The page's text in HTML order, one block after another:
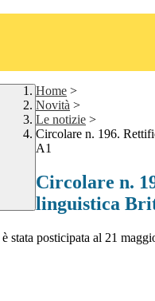
Home >
Novità >
Le notizie >
Circolare n. 196.
A1
Circolare n.
linguistica
stata posticipata al 21